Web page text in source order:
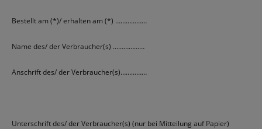
Bestellt am (*)/ erhalten am (*) ………………
Name des/ der Verbraucher(s) ………………
Anschrift des/ der Verbraucher(s)……………
Unterschrift des/ der Verbraucher(s) (nur bei Mitteilung auf Papier)